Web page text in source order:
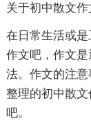
关于初中散文
在日常生活或
作文吧，作文
法。作文的注
整理的初中散
吧。